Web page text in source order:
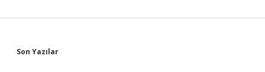
Sidebar
Son Yazılar